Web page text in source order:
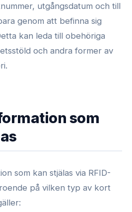
utgångsdatum och till
genom att befinna sig
kan leda till obehöriga
och andra former av
som
som kan stjälas via RFID-
på vilken typ av kort